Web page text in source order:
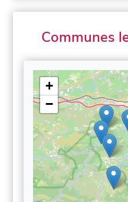
Communes
+
−